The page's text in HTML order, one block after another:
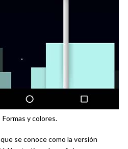
Formas y colores.
se conoce como la versión